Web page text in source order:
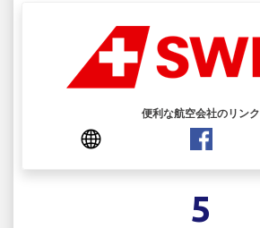
便利な航空会社のリンク
5